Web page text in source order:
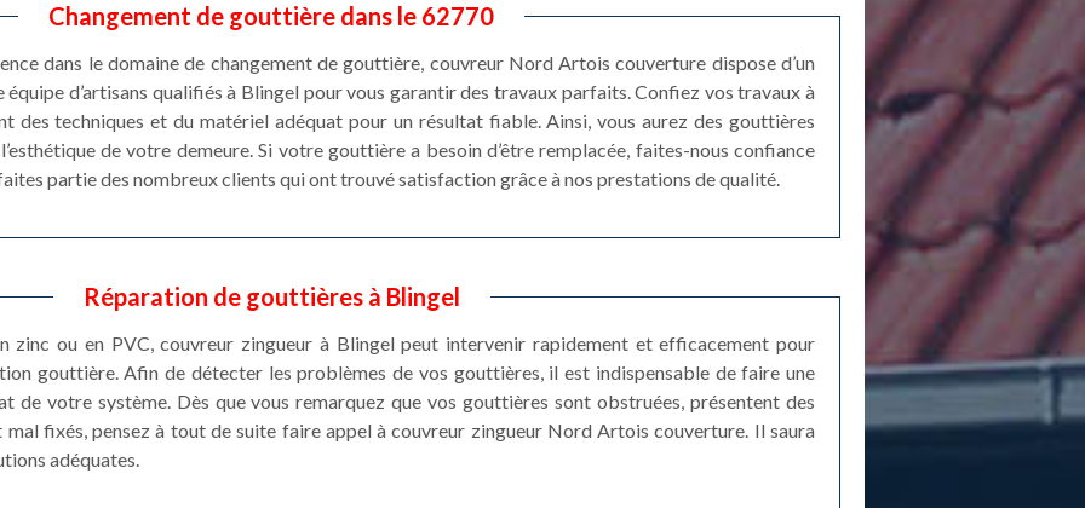
Changement de gouttière dans le 62770
dans le domaine de changement de gouttière, couvreur Nord Artois couverture dispose d’un
d’artisans qualifiés à Blingel pour vous garantir des travaux parfaits. Confiez vos travaux à
des techniques et du matériel adéquat pour un résultat fiable. Ainsi, vous aurez des gouttières
de votre demeure. Si votre gouttière a besoin d’être remplacée, faites-nous confiance
partie des nombreux clients qui ont trouvé satisfaction grâce à nos prestations de qualité.
Réparation de gouttières à Blingel
zinc ou en PVC, couvreur zingueur à Blingel peut intervenir rapidement et efficacement pour
gouttière. Afin de détecter les problèmes de vos gouttières, il est indispensable de faire une
de votre système. Dès que vous remarquez que vos gouttières sont obstruées, présentent des
mal fixés, pensez à tout de suite faire appel à couvreur zingueur Nord Artois couverture. Il saura
adéquates.